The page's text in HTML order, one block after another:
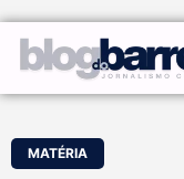
MATÉRIA